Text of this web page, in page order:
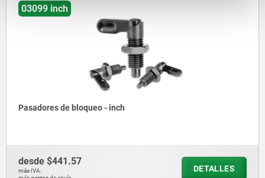
03099 inch
Pasadores de bloqueo - inch
desde $441.57
más IVA.
DETALLES